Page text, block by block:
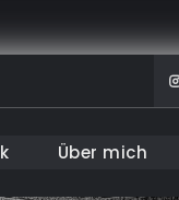
Über mich